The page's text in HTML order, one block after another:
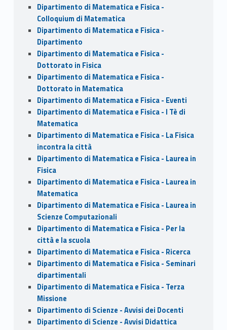
Dipartimento di Matematica e Fisica -
Colloquium di Matematica
Dipartimento di Matematica e Fisica -
Dipartimento
Dipartimento di Matematica e Fisica -
Dottorato in Fisica
Dipartimento di Matematica e Fisica -
Dottorato in Matematica
Dipartimento di Matematica e Fisica - Eventi
Dipartimento di Matematica e Fisica - I Tè di
Matematica
Dipartimento di Matematica e Fisica - La Fisica
incontra la città
Dipartimento di Matematica e Fisica - Laurea in
Fisica
Dipartimento di Matematica e Fisica - Laurea in
Matematica
Dipartimento di Matematica e Fisica - Laurea in
Scienze Computazionali
Dipartimento di Matematica e Fisica - Per la
città e la scuola
Dipartimento di Matematica e Fisica - Ricerca
Dipartimento di Matematica e Fisica - Seminari
dipartimentali
Dipartimento di Matematica e Fisica - Terza
Missione
Dipartimento di Scienze - Avvisi dei Docenti
Dipartimento di Scienze - Avvisi Didattica